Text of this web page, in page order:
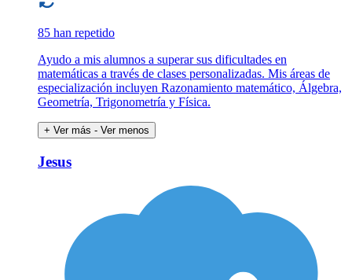
85 han repetido
Ayudo a mis alumnos a superar sus dificultades en
matemáticas a través de clases personalizadas. Mis áreas de
especialización incluyen Razonamiento matemático, Álgebra,
Geometría, Trigonometría y Física.
+ Ver más - Ver menos
Jesus